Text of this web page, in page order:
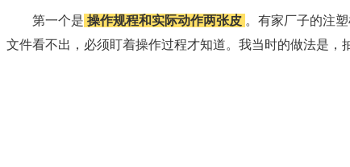
第一个是 操作规程和实际动作两张皮 。有家厂子的注
文件看不出，必须盯着操作过程才知道。我当时的做法是，